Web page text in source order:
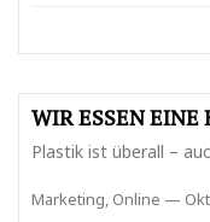
WIR ESSEN EINE
Plastik ist überall –
Marketing, Online —